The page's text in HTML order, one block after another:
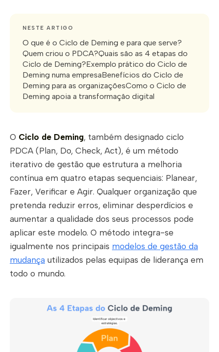
NESTE ARTIGO
O que é o Ciclo de Deming e para que serve?
Quem criou o PDCA?Quais são as 4 etapas do
Ciclo de Deming?Exemplo prático do Ciclo de
Deming numa empresaBenefícios do Ciclo de
Deming para as organizaçõesComo o Ciclo de
Deming apoia a transformação digital
O Ciclo de Deming, também designado ciclo
PDCA (Plan, Do, Check, Act), é um método
iterativo de gestão que estrutura a melhoria
contínua em quatro etapas sequenciais: Planear,
Fazer, Verificar e Agir. Qualquer organização que
pretenda reduzir erros, eliminar desperdícios e
aumentar a qualidade dos seus processos pode
aplicar este modelo. O método integra-se
igualmente nos principais modelos de gestão da
mudança utilizados pelas equipas de liderança em
todo o mundo.